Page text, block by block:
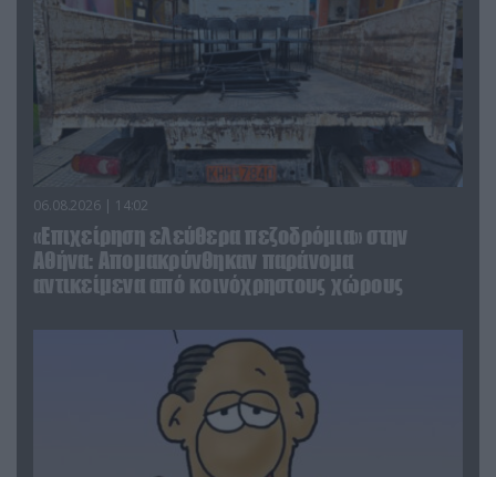
06.08.2026 | 14:02
«Επιχείρηση ελεύθερα πεζοδρόμια» στην
Αθήνα: Απομακρύνθηκαν παράνομα
αντικείμενα από κοινόχρηστους χώρους